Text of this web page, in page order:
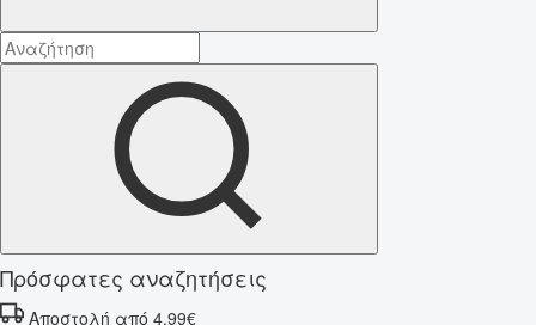
Πρόσφατες αναζητήσεις
Αποστολή από 4,99€